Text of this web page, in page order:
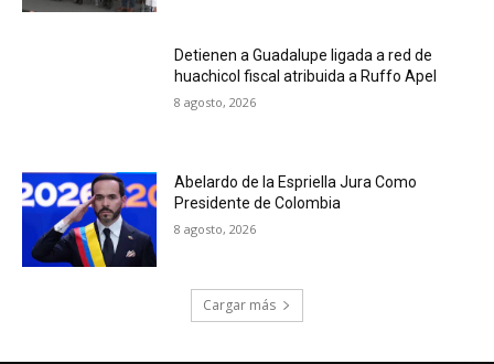
Detienen a Guadalupe ligada a red de
huachicol fiscal atribuida a Ruffo Apel
8 agosto, 2026
Abelardo de la Espriella Jura Como
Presidente de Colombia
8 agosto, 2026
Cargar más